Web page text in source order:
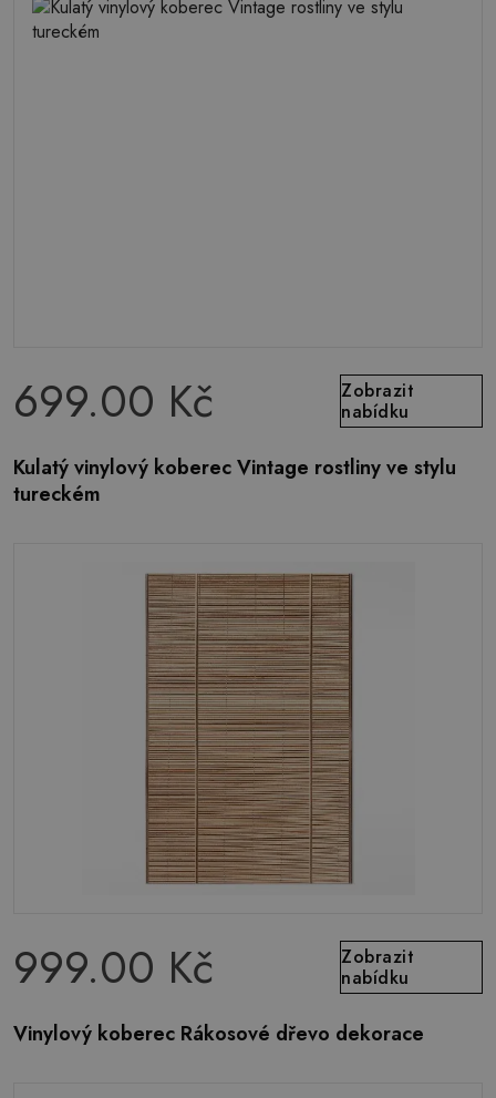
699.00 Kč
Zobrazit
nabídku
Kulatý vinylový koberec Vintage rostliny ve stylu
tureckém
999.00 Kč
Zobrazit
nabídku
Vinylový koberec Rákosové dřevo dekorace